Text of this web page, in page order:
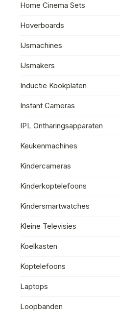
Home Cinema Sets
Hoverboards
IJsmachines
IJsmakers
Inductie Kookplaten
Instant Cameras
IPL Ontharingsapparaten
Keukenmachines
Kindercameras
Kinderkoptelefoons
Kindersmartwatches
Kleine Televisies
Koelkasten
Koptelefoons
Laptops
Loopbanden